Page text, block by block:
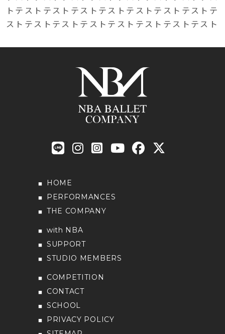
トテストテストテストテストテストテストテストテ
ストテストテストテストテストテストテストテスト
HOME
PERFORMANCES
THE COMPANY
with NBA
SUPPORT
STUDIO MEMBERS
COMPETITION
CONTACT
SCHOOL
PRIVACY POLICY